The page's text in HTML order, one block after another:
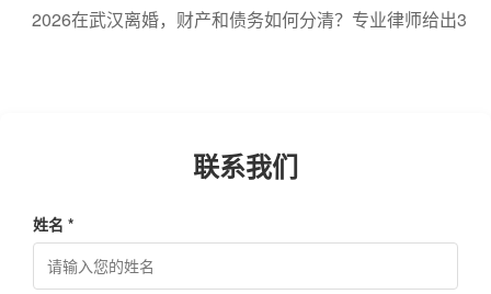
2026在武汉离婚，财产和债务如何分清？专业律师给出3
联系我们
姓名 *